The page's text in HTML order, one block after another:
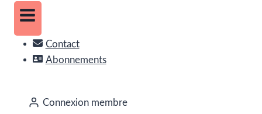
Contact
Abonnements
Connexion membre